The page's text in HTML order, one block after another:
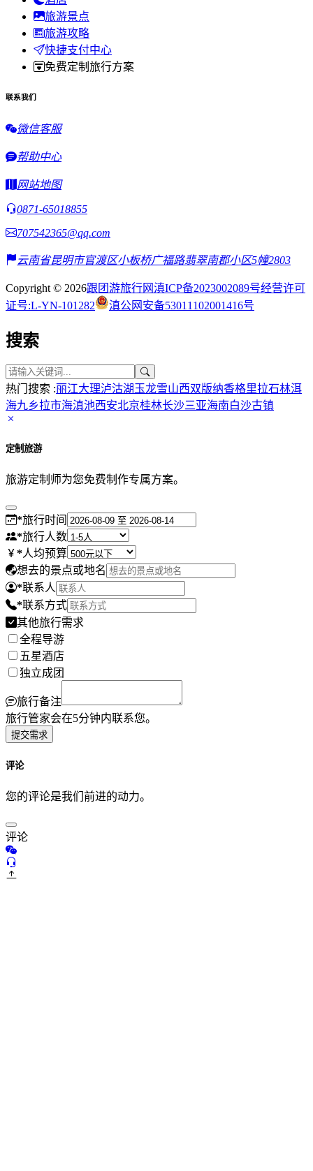
旅游景点
旅游攻略
快捷支付中心
免费定制旅行方案
联系我们
微信客服
帮助中心
网站地图
0871-65018855
707542365@qq.com
云南省昆明市官渡区小板桥广福路翡翠南郡小区5幢2803
Copyright © 2026跟团游旅行网滇ICP备2023002089号经营许可
证号:L-YN-101282
滇公网安备53011102001416号
搜索
热门搜索 :丽江大理泸沽湖 玉龙雪山西双版纳香格里拉石林洱
海九乡拉市海滇池西安北京桂林长沙三亚海南 白沙古镇
定制旅游
旅游定制师为您免费制作专属方案。
*旅行时间
*旅行人数
*人均预算
想去的景点或地名
*联系人
*联系方式
其他旅行需求
全程导游
五星酒店
独立成团
旅行备注
旅行管家会在5分钟内联系您。
提交需求
评论
您的评论是我们前进的动力。
评论